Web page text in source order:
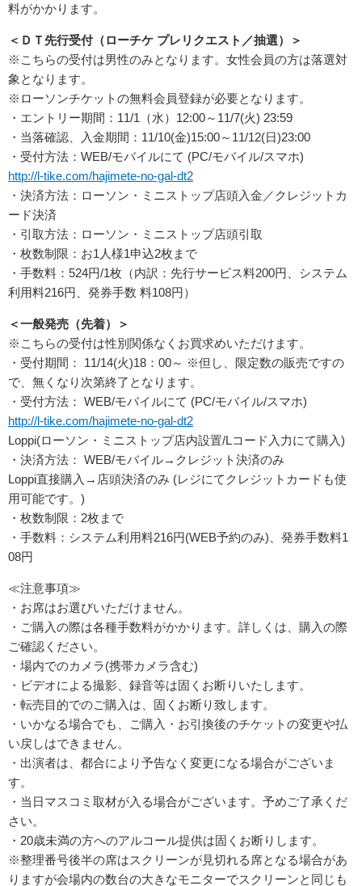
料がかかります。
＜ＤＴ先行受付（ローチケ プレリクエスト／抽選）＞
※こちらの受付は男性のみとなります。女性会員の方は落選対
象となります。
※ローソンチケットの無料会員登録が必要となります。
・エントリー期間：11/1（水）12:00～11/7(火) 23:59
・当落確認、入金期間：11/10(金)15:00～11/12(日)23:00
・受付方法：WEB/モバイルにて (PC/モバイル/スマホ)
http://l-tike.com/hajimete-no-gal-dt2
・決済方法：ローソン・ミニストップ店頭入金／クレジットカ
ード決済
・引取方法：ローソン・ミニストップ店頭引取
・枚数制限：お1人様1申込2枚まで
・手数料：524円/1枚（内訳：先行サービス料200円、システム
利用料216円、発券手数 料108円）
＜一般発売（先着）＞
※こちらの受付は性別関係なくお買求めいただけます。
・受付期間： 11/14(火)18：00～ ※但し、限定数の販売ですの
で、無くなり次第終了となります。
・受付方法： WEB/モバイルにて (PC/モバイル/スマホ)
http://l-tike.com/hajimete-no-gal-dt2
Loppi(ローソン・ミニストップ店内設置/Lコード入力にて購入)
・決済方法： WEB/モバイル→クレジット決済のみ
Loppi直接購入→店頭決済のみ (レジにてクレジットカードも使
用可能です。)
・枚数制限：2枚まで
・手数料：システム利用料216円(WEB予約のみ)、発券手数料1
08円
≪注意事項≫
・お席はお選びいただけません。
・ご購入の際は各種手数料がかかります。詳しくは、購入の際
ご確認ください。
・場内でのカメラ(携帯カメラ含む)
・ビデオによる撮影、録音等は固くお断りいたします。
・転売目的でのご購入は、固くお断り致します。
・いかなる場合でも、ご購入・お引換後のチケットの変更や払
い戻しはできません。
・出演者は、都合により予告なく変更になる場合がございま
す。
・当日マスコミ取材が入る場合がございます。予めご了承くだ
さい。
・20歳未満の方へのアルコール提供は固くお断りします。
※整理番号後半の席はスクリーンが見切れる席となる場合があ
りますが会場内の数台の大きなモニターでスクリーンと同じも